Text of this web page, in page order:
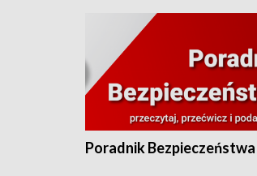
Poradnik Bezpieczeństwa